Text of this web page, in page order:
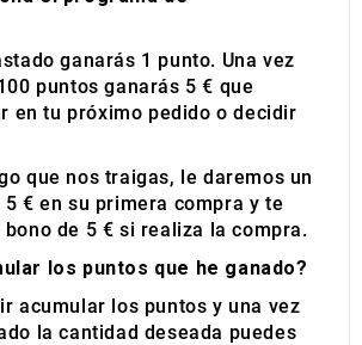
ganarás 1 punto. Una vez
puntos ganarás 5 € que
en tu próximo pedido o decidir
que nos traigas, le daremos un
€ en su primera compra y te
de 5 € si realiza la compra.
los puntos que he ganado?
acumular los puntos y una vez
la cantidad deseada puedes